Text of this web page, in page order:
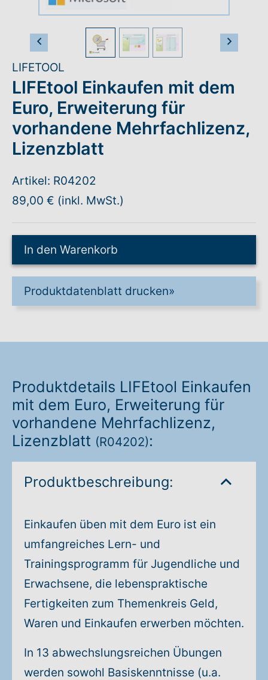
Hilfe + Kontakt
Newsletter
Beratungsanfrage
Anmelden
Warenkorb: 0
Vorheriges Bild
LIFETOOL
LIFEtool Einkaufen mit dem
Euro, Erweiterung für
vorhandene Mehrfachlizenz,
Lizenzblatt
Artikel: R04202
89,00 € (inkl. MwSt.)
In den Warenkorb
Produktdatenblatt drucken»
Produktdetails LIFEtool Einkaufen
mit dem Euro, Erweiterung für
vorhandene Mehrfachlizenz,
Lizenzblatt (R04202):
Produktbeschreibung:
Einkaufen üben mit dem Euro ist ein
umfangreiches Lern- und
Trainingsprogramm für Jugendliche und
Erwachsene, die lebenspraktische
Fertigkeiten zum Themenkreis Geld,
Waren und Einkaufen erwerben möchten.
In 13 abwechslungsreichen Übungen
werden sowohl Basiskenntnisse (u.a.